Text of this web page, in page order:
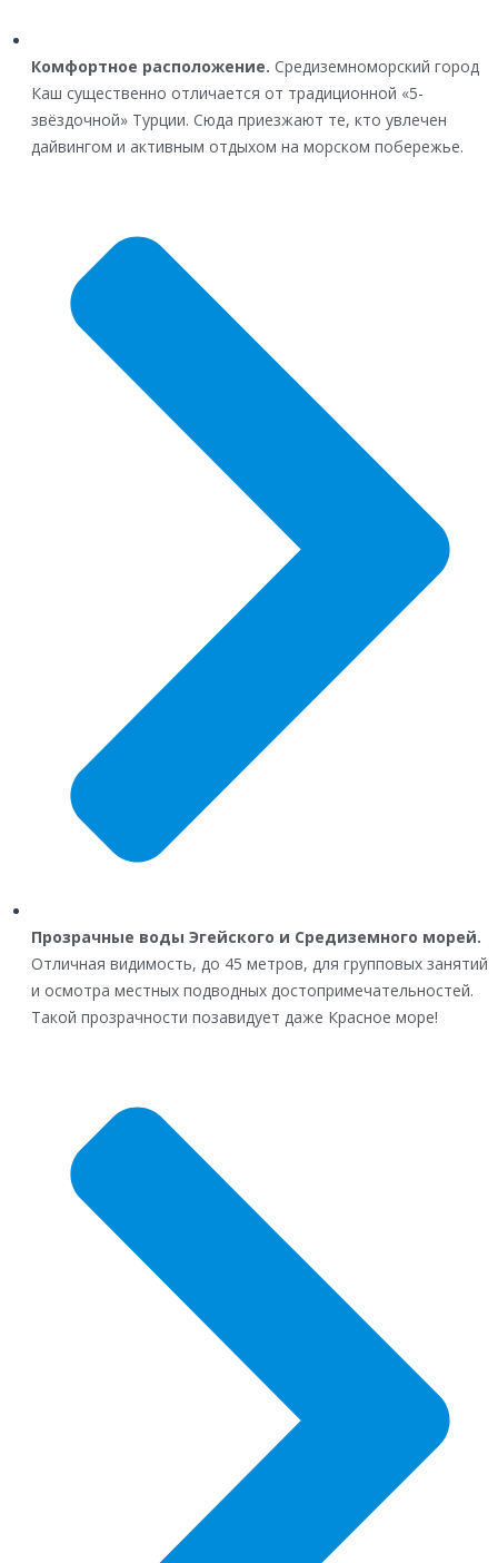
Комфортное расположение. Средиземноморский город
Каш существенно отличается от традиционной «5-
звёздочной» Турции. Сюда приезжают те, кто увлечен
дайвингом и активным отдыхом на морском побережье.
Прозрачные воды Эгейского и Средиземного морей.
Отличная видимость, до 45 метров, для групповых занятий
и осмотра местных подводных достопримечательностей.
Такой прозрачности позавидует даже Красное море!